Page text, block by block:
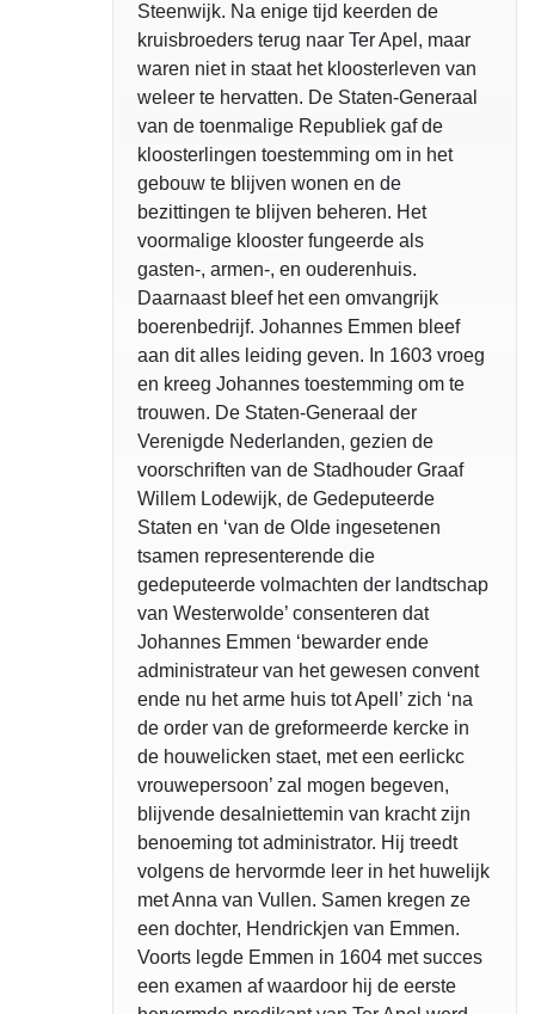
Steenwijk. Na enige tijd keerden de
kruisbroeders terug naar Ter Apel, maar
waren niet in staat het kloosterleven van
weleer te hervatten. De Staten-Generaal
van de toenmalige Republiek gaf de
kloosterlingen toestemming om in het
gebouw te blijven wonen en de
bezittingen te blijven beheren. Het
voormalige klooster fungeerde als
gasten-, armen-, en ouderenhuis.
Daarnaast bleef het een omvangrijk
boerenbedrijf. Johannes Emmen bleef
aan dit alles leiding geven. In 1603 vroeg
en kreeg Johannes toestemming om te
trouwen. De Staten-Generaal der
Verenigde Nederlanden, gezien de
voorschriften van de Stadhouder Graaf
Willem Lodewijk, de Gedeputeerde
Staten en ‘van de Olde ingesetenen
tsamen representerende die
gedeputeerde volmachten der landtschap
van Westerwolde’ consenteren dat
Johannes Emmen ‘bewarder ende
administrateur van het gewesen convent
ende nu het arme huis tot Apell’ zich ‘na
de order van de greformeerde kercke in
de houwelicken staet, met een eerlickc
vrouwepersoon’ zal mogen begeven,
blijvende desalniettemin van kracht zijn
benoeming tot administrator. Hij treedt
volgens de hervormde leer in het huwelijk
met Anna van Vullen. Samen kregen ze
een dochter, Hendrickjen van Emmen.
Voorts legde Emmen in 1604 met succes
een examen af waardoor hij de eerste